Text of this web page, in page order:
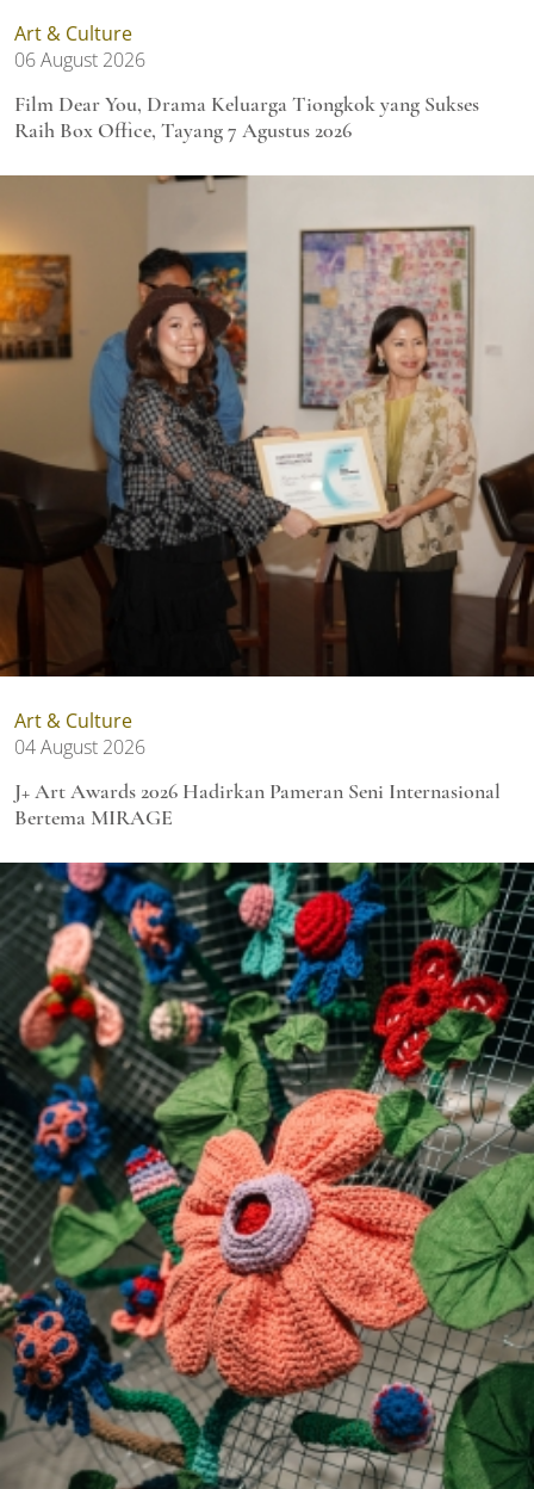
Art & Culture
06 August 2026
Film Dear You, Drama Keluarga Tiongkok yang Sukses
Raih Box Office, Tayang 7 Agustus 2026
Art & Culture
04 August 2026
J+ Art Awards 2026 Hadirkan Pameran Seni Internasional
Bertema MIRAGE